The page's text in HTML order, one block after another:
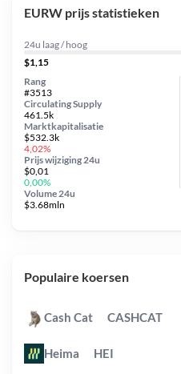
EURW prijs statistieken
24u laag / hoog
$1,15
Circulating Supply
461.5k
Prijs wijziging 24u
$0,01
0,00%
Marktkapitalisatie
$532.3k
4,02%
Volume 24u
$3.68mln
Rang
#3513
Populaire koersen
Cash Cat CASHCAT
Heima HEI